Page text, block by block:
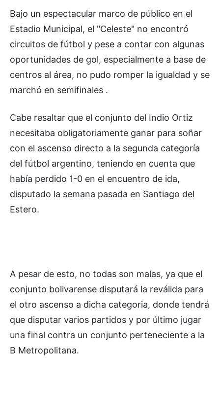
Bajo un espectacular marco de público en el
Estadio Municipal, el "Celeste" no encontró
circuitos de fútbol y pese a contar con algunas
oportunidades de gol, especialmente a base de
centros al área, no pudo romper la igualdad y se
marchó en semifinales .
Cabe resaltar que el conjunto del Indio Ortiz
necesitaba obligatoriamente ganar para soñar
con el ascenso directo a la segunda categoría
del fútbol argentino, teniendo en cuenta que
había perdido 1-0 en el encuentro de ida,
disputado la semana pasada en Santiago del
Estero.
A pesar de esto, no todas son malas, ya que el
conjunto bolivarense disputará la reválida para
el otro ascenso a dicha categoria, donde tendrá
que disputar varios partidos y por último jugar
una final contra un conjunto perteneciente a la
B Metropolitana.